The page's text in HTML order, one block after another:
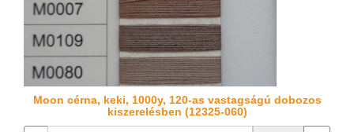
Moon cérna, keki, 1000y, 120-as vastagságú dobozos
kiszerelésben (12325-060)